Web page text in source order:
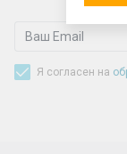
Я согласен на